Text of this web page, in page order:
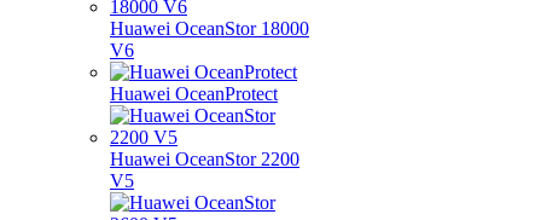
Huawei OceanStor 18000
V6
Huawei OceanProtect
Huawei OceanStor 2200
V5